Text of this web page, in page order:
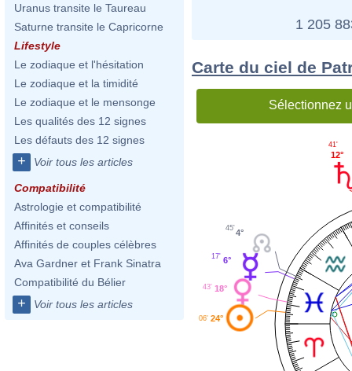
Uranus transite le Taureau
Saturne transite le Capricorne
Lifestyle
Le zodiaque et l'hésitation
Le zodiaque et la timidité
Le zodiaque et le mensonge
Les qualités des 12 signes
Les défauts des 12 signes
+ Voir tous les articles
Compatibilité
Astrologie et compatibilité
Affinités et conseils
Affinités de couples célèbres
Ava Gardner et Frank Sinatra
Compatibilité du Bélier
+ Voir tous les articles
1 205
Carte du ciel de
Sélectionnez
12°
41'
4°
45'
6°
17'
18°
43'
24°
06'